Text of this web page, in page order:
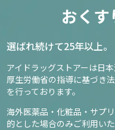
おく
選ばれ続けて25年以上。
アイドラッグストアーは日
厚生労働省の指導に基づき法
を行っております。
海外医薬品・化粧品・サプ
的とした場合のみご利用いた